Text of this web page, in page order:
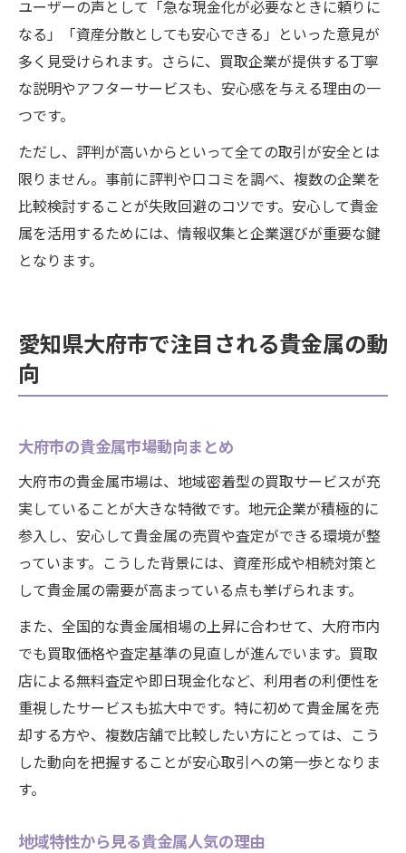
ユーザーの声として「急な現金化が必要なときに頼りに
なる」「資産分散としても安心できる」といった意見が
多く見受けられます。さらに、買取企業が提供する丁寧
な説明やアフターサービスも、安心感を与える理由の一
つです。
ただし、評判が高いからといって全ての取引が安全とは
限りません。事前に評判や口コミを調べ、複数の企業を
比較検討することが失敗回避のコツです。安心して貴金
属を活用するためには、情報収集と企業選びが重要な鍵
となります。
愛知県大府市で注目される貴金属の動
向
大府市の貴金属市場動向まとめ
大府市の貴金属市場は、地域密着型の買取サービスが充
実していることが大きな特徴です。地元企業が積極的に
参入し、安心して貴金属の売買や査定ができる環境が整
っています。こうした背景には、資産形成や相続対策と
して貴金属の需要が高まっている点も挙げられます。
また、全国的な貴金属相場の上昇に合わせて、大府市内
でも買取価格や査定基準の見直しが進んでいます。買取
店による無料査定や即日現金化など、利用者の利便性を
重視したサービスも拡大中です。特に初めて貴金属を売
却する方や、複数店舗で比較したい方にとっては、こう
した動向を把握することが安心取引への第一歩となりま
す。
地域特性から見る貴金属人気の理由